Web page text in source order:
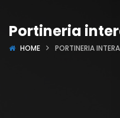
Portineria
HOME PORTINERIA